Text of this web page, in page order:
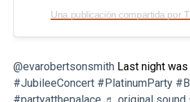
@evarobertsonsmithLast night was
#JubileeConcert #PlatinumParty
#partyatthepalace ♬ original sound